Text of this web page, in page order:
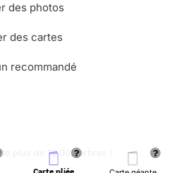
des photos
des cartes
recommandé
plus de 13.000 arbres !